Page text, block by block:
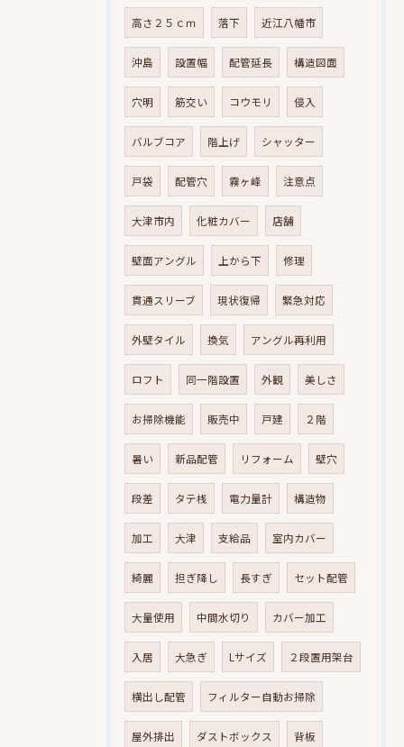
高さ２５ｃｍ 落下 近江八幡市
沖島 設置幅 配管延長 構造図面
穴明 筋交い コウモリ 侵入
バルブコア 階上げ シャッター
戸袋 配管穴 霧ヶ峰 注意点
大津市内 化粧カバー 店舗
壁面アングル 上から下 修理
貫通スリーブ 現状復帰 緊急対応
外壁タイル 換気 アングル再利用
ロフト 同一階設置 外観 美しさ
お掃除機能 販売中 戸建 ２階
暑い 新品配管 リフォーム 壁穴
段差 タテ桟 電力量計 構造物
加工 大津 支給品 室内カバー
綺麗 担ぎ降し 長すぎ セット配管
大量使用 中間水切り カバー加工
入居 大急ぎ Lサイズ ２段置用架台
横出し配管 フィルター自動お掃除
屋外排出 ダストボックス 背板